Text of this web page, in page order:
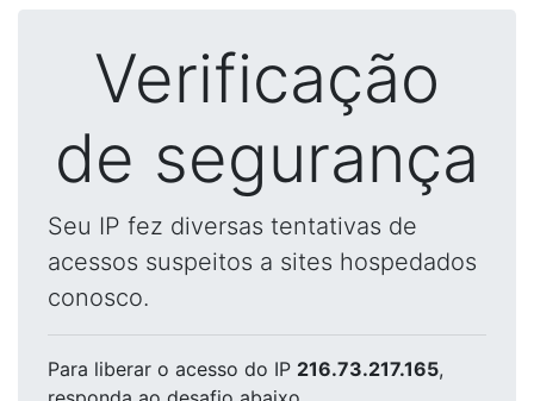
Verificação
de segurança
Seu IP fez diversas tentativas de
acessos suspeitos a sites hospedados
conosco.
Para liberar o acesso do IP 216.73.217.165,